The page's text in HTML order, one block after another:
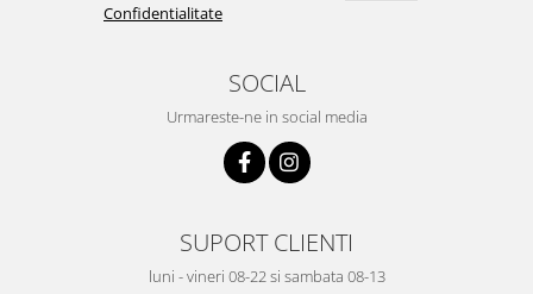
Confidentialitate
SOCIAL
Urmareste-ne in social media
SUPORT CLIENTI
luni - vineri 08-22 si sambata 08-13